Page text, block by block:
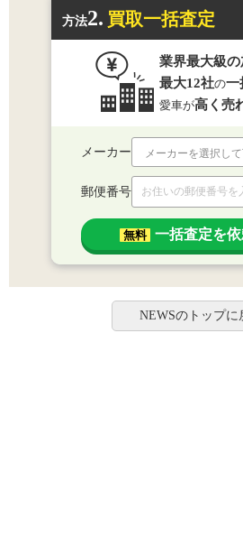
方法2. 買取一括査定
業界最大級の
最大12社の一
愛車が高く売
メーカー
郵便番号
無料 一括査定を
NEWSのトップに